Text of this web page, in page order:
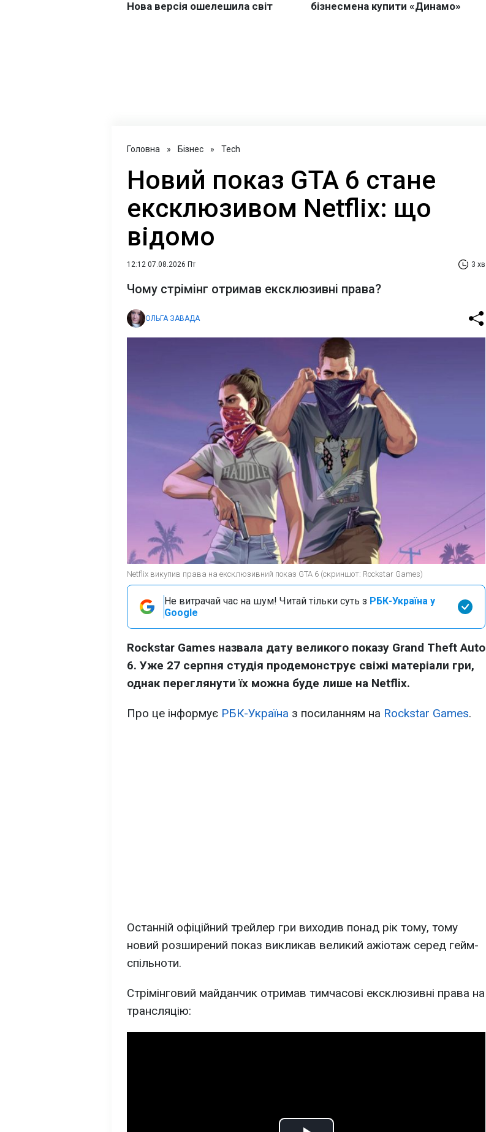
Головна » Бізнес » Tech
Новий показ GTA 6 стане
ексклюзивом Netflix: що
відомо
12:12 07.08.2026 Пт 3 хв
Чому стрімінг отримав ексклюзивні права?
ОЛЬГА ЗАВАДА
Netflix викупив права на ексклюзивний показ GTA 6 (скриншот: Rockstar Games)
Не витрачай час на шум! Читай тільки суть з РБК-Україна у
Google
Rockstar Games назвала дату великого показу Grand Theft Auto
6. Уже 27 серпня студія продемонструє свіжі матеріали гри,
однак переглянути їх можна буде лише на Netflix.
Про це інформує РБК-Україна з посиланням на Rockstar Games.
Останній офіційний трейлер гри виходив понад рік тому, тому
новий розширений показ викликав великий ажіотаж серед гейм-
спільноти.
Стрімінговий майданчик отримав тимчасові ексклюзивні права на
трансляцію: